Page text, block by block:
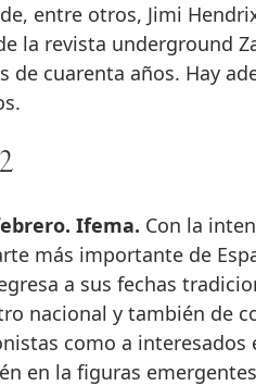
entre otros, Jimi
la revista underground
de cuarenta años. Hay
Ifema. Con la
más importante de
a sus fechas
nacional y también de
como a interesados
en la figuras